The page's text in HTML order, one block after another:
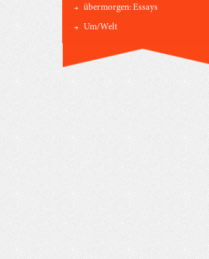
übermorgen: Essays
Um/Welt